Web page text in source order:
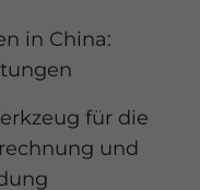
in China:
für die
und